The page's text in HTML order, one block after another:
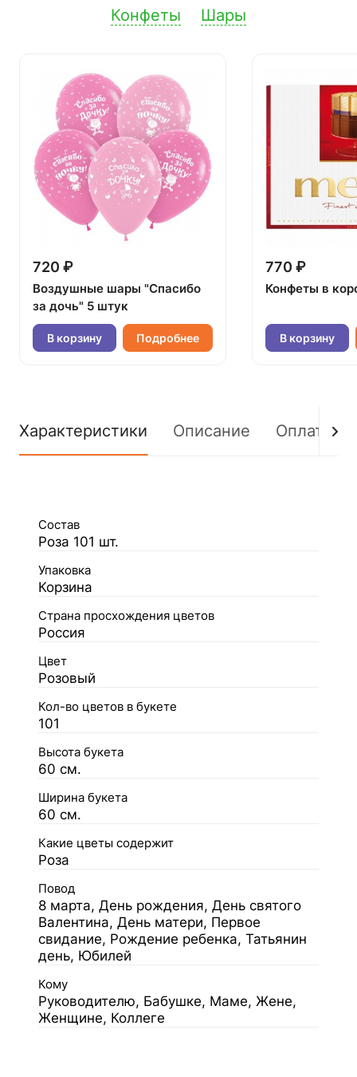
Конфеты Шары
720 ₽
Воздушные шары "Спасибо
за дочь" 5 штук
В корзину Подробнее
770 ₽
Конфеты в
В корзину
Характеристики Описание Оплата
Состав
Роза 101 шт.
Упаковка
Корзина
Страна просхождения цветов
Россия
Цвет
Розовый
Кол-во цветов в букете
101
Высота букета
60 см.
Ширина букета
60 см.
Какие цветы содержит
Роза
Повод
8 марта, День рождения, День святого
Валентина, День матери, Первое
свидание, Рождение ребенка, Татьянин
день, Юбилей
Кому
Руководителю, Бабушке, Маме, Жене,
Женщине, Коллеге